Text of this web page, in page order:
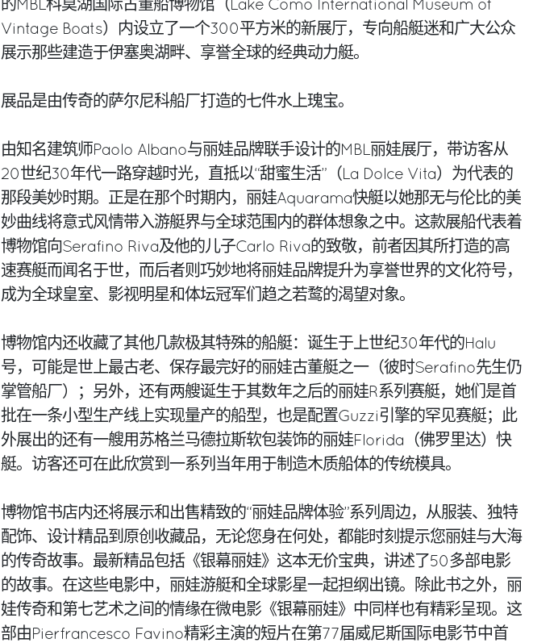
的MBL科莫湖国际古董船博物馆（Lake Como International Museum of
Vintage Boats）内设立了一个300平方米的新展厅，专向船艇迷和广大公众
展示那些建造于伊塞奥湖畔、享誉全球的经典动力艇。
展品是由传奇的萨尔尼科船厂打造的七件水上瑰宝。
由知名建筑师Paolo Albano与丽娃品牌联手设计的MBL丽娃展厅，带访客从
20世纪30年代一路穿越时光，直抵以“甜蜜生活”（La Dolce Vita）为代表的
那段美妙时期。正是在那个时期内，丽娃Aquarama快艇以她那无与伦比的美
妙曲线将意式风情带入游艇界与全球范围内的群体想象之中。这款展船代表着
博物馆向Serafino Riva及他的儿子Carlo Riva的致敬，前者因其所打造的高
速赛艇而闻名于世，而后者则巧妙地将丽娃品牌提升为享誉世界的文化符号，
成为全球皇室、影视明星和体坛冠军们趋之若鹜的渴望对象。
博物馆内还收藏了其他几款极其特殊的船艇：诞生于上世纪30年代的Halu
号，可能是世上最古老、保存最完好的丽娃古董艇之一（彼时Serafino先生仍
掌管船厂）；另外，还有两艘诞生于其数年之后的丽娃R系列赛艇，她们是首
批在一条小型生产线上实现量产的船型，也是配置Guzzi引擎的罕见赛艇；此
外展出的还有一艘用苏格兰马德拉斯软包装饰的丽娃Florida（佛罗里达）快
艇。访客还可在此欣赏到一系列当年用于制造木质船体的传统模具。
博物馆书店内还将展示和出售精致的“丽娃品牌体验”系列周边，从服装、独特
配饰、设计精品到原创收藏品，无论您身在何处，都能时刻提示您丽娃与大海
的传奇故事。最新精品包括《银幕丽娃》这本无价宝典，讲述了50多部电影
的故事。在这些电影中，丽娃游艇和全球影星一起担纲出镜。除此书之外，丽
娃传奇和第七艺术之间的情缘在微电影《银幕丽娃》中同样也有精彩呈现。这
部由Pierfrancesco Favino精彩主演的短片在第77届威尼斯国际电影节中首